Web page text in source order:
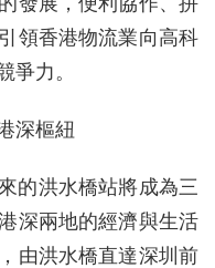
領香港物流業向高科
爭力。
深樞紐
的洪水橋站將成為三
深兩地的經濟與生活
由洪水橋直達深圳前